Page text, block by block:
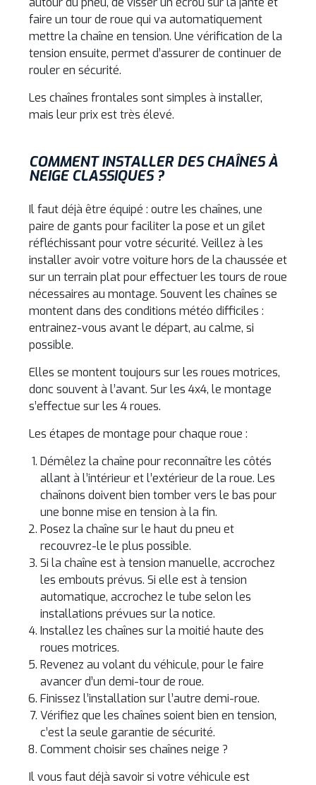
faire un tour de roue qui va automatiquement
mettre la chaîne en tension. Une vérification de la
tension ensuite, permet d’assurer de continuer de
rouler en sécurité.
Les chaînes frontales sont simples à installer,
mais leur prix est très élevé.
COMMENT INSTALLER DES CHAÎNES À
NEIGE CLASSIQUES ?
Il faut déjà être équipé : outre les chaînes, une
paire de gants pour faciliter la pose et un gilet
réfléchissant pour votre sécurité. Veillez à les
installer avoir votre voiture hors de la chaussée et
sur un terrain plat pour effectuer les tours de roue
nécessaires au montage. Souvent les chaînes se
montent dans des conditions météo difficiles :
entrainez-vous avant le départ, au calme, si
possible.
Elles se montent toujours sur les roues motrices,
donc souvent à l’avant. Sur les 4x4, le montage
s’effectue sur les 4 roues.
Les étapes de montage pour chaque roue :
Démêlez la chaîne pour reconnaître les côtés
allant à l’intérieur et l’extérieur de la roue. Les
chaînons doivent bien tomber vers le bas pour
une bonne mise en tension à la fin.
Posez la chaîne sur le haut du pneu et
recouvrez-le le plus possible.
Si la chaîne est à tension manuelle, accrochez
les embouts prévus. Si elle est à tension
automatique, accrochez le tube selon les
installations prévues sur la notice.
Installez les chaînes sur la moitié haute des
roues motrices.
Revenez au volant du véhicule, pour le faire
avancer d’un demi-tour de roue.
Finissez l’installation sur l’autre demi-roue.
Vérifiez que les chaînes soient bien en tension,
c’est la seule garantie de sécurité.
Comment choisir ses chaînes neige ?
Il vous faut déjà savoir si votre véhicule est